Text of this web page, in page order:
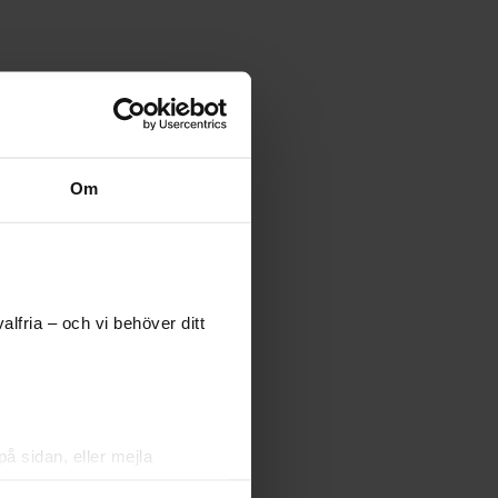
Om
– och vi behöver ditt
sidan, eller mejla